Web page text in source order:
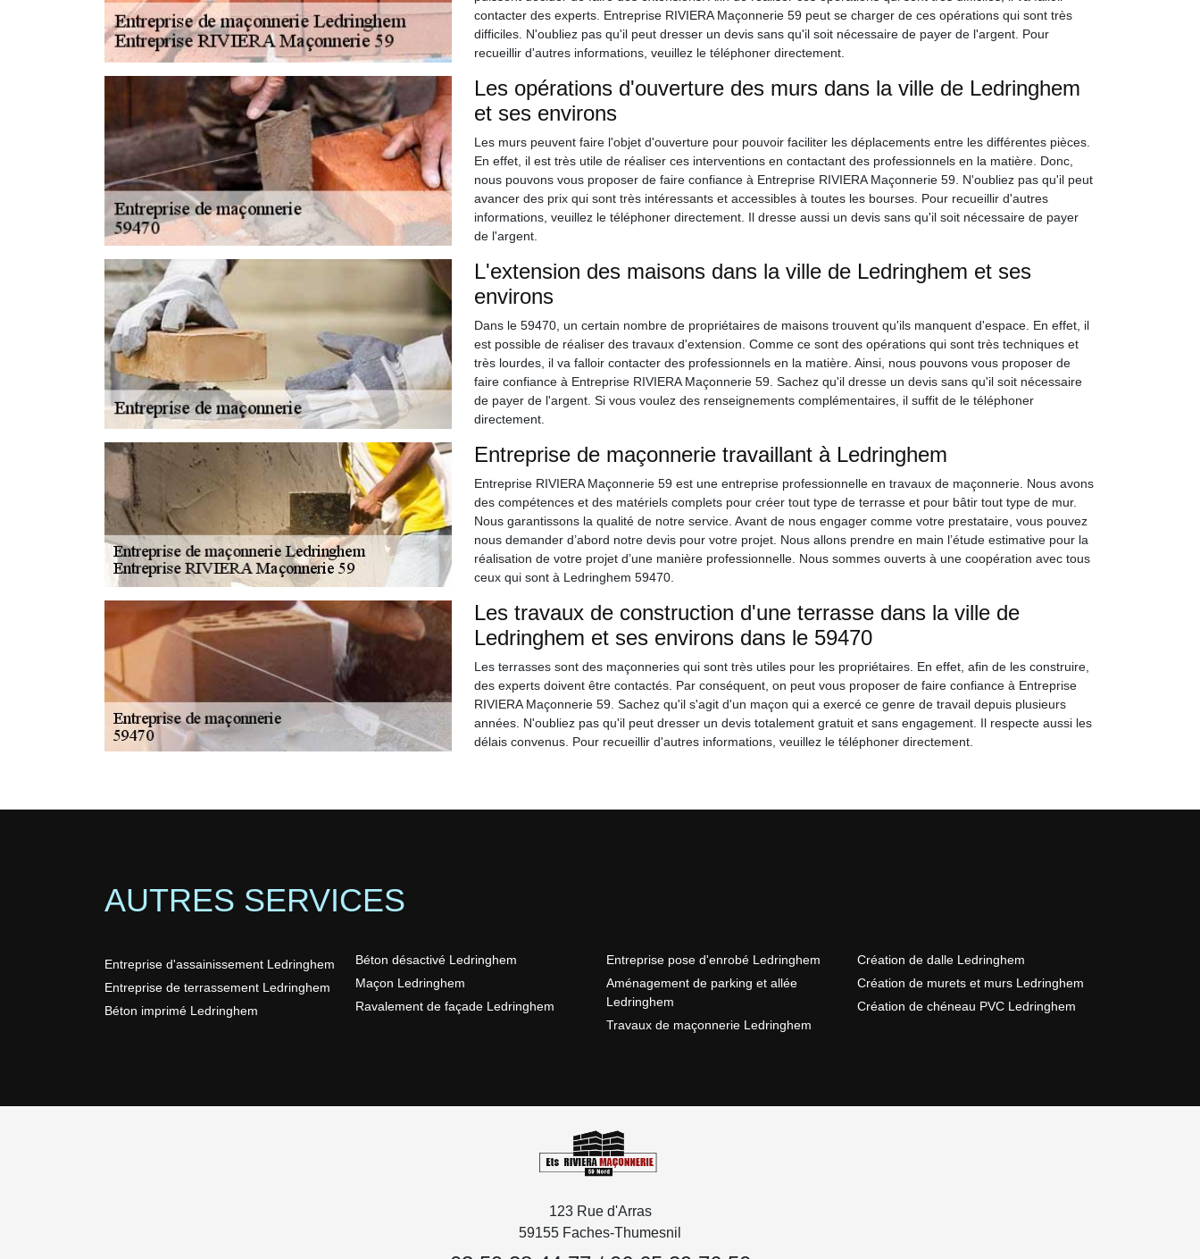
contacter des experts. Entreprise RIVIERA Maçonnerie 59 peut se charger de ces opérations qui sont très
difficiles. N'oubliez pas qu'il peut dresser un devis sans qu'il soit nécessaire de payer de l'argent. Pour
recueillir d'autres informations, veuillez le téléphoner directement.
Les opérations d'ouverture des murs dans la ville de Ledringhem
et ses environs
Les murs peuvent faire l'objet d'ouverture pour pouvoir faciliter les déplacements entre les différentes pièces.
En effet, il est très utile de réaliser ces interventions en contactant des professionnels en la matière. Donc,
nous pouvons vous proposer de faire confiance à Entreprise RIVIERA Maçonnerie 59. N'oubliez pas qu'il peut
avancer des prix qui sont très intéressants et accessibles à toutes les bourses. Pour recueillir d'autres
informations, veuillez le téléphoner directement. Il dresse aussi un devis sans qu'il soit nécessaire de payer
de l'argent.
L'extension des maisons dans la ville de Ledringhem et ses
environs
Dans le 59470, un certain nombre de propriétaires de maisons trouvent qu'ils manquent d'espace. En effet, il
est possible de réaliser des travaux d'extension. Comme ce sont des opérations qui sont très techniques et
très lourdes, il va falloir contacter des professionnels en la matière. Ainsi, nous pouvons vous proposer de
faire confiance à Entreprise RIVIERA Maçonnerie 59. Sachez qu'il dresse un devis sans qu'il soit nécessaire
de payer de l'argent. Si vous voulez des renseignements complémentaires, il suffit de le téléphoner
directement.
Entreprise de maçonnerie travaillant à Ledringhem
Entreprise RIVIERA Maçonnerie 59 est une entreprise professionnelle en travaux de maçonnerie. Nous avons
des compétences et des matériels complets pour créer tout type de terrasse et pour bâtir tout type de mur.
Nous garantissons la qualité de notre service. Avant de nous engager comme votre prestataire, vous pouvez
nous demander d’abord notre devis pour votre projet. Nous allons prendre en main l’étude estimative pour la
réalisation de votre projet d’une manière professionnelle. Nous sommes ouverts à une coopération avec tous
ceux qui sont à Ledringhem 59470.
Les travaux de construction d'une terrasse dans la ville de
Ledringhem et ses environs dans le 59470
Les terrasses sont des maçonneries qui sont très utiles pour les propriétaires. En effet, afin de les construire,
des experts doivent être contactés. Par conséquent, on peut vous proposer de faire confiance à Entreprise
RIVIERA Maçonnerie 59. Sachez qu'il s'agit d'un maçon qui a exercé ce genre de travail depuis plusieurs
années. N'oubliez pas qu'il peut dresser un devis totalement gratuit et sans engagement. Il respecte aussi les
délais convenus. Pour recueillir d'autres informations, veuillez le téléphoner directement.
AUTRES SERVICES
Entreprise d'assainissement Ledringhem
Entreprise de terrassement Ledringhem
Béton imprimé Ledringhem
Béton désactivé Ledringhem
Maçon Ledringhem
Ravalement de façade Ledringhem
Entreprise pose d'enrobé Ledringhem
Aménagement de parking et allée
Ledringhem
Travaux de maçonnerie Ledringhem
Création de dalle Ledringhem
Création de murets et murs Ledringhem
Création de chéneau PVC Ledringhem
123 Rue d'Arras
59155 Faches-Thumesnil